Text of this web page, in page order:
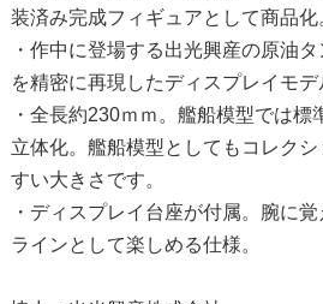
装済み完成フィギュアとして商品化
・作中に登場する出光興産の原油タ
を精密に再現したディスプレイモデ
・全長約230ｍｍ。艦船模型では
立体化。艦船模型としてもコレク
すい大きさです。
・ディスプレイ台座が付属。腕に
ラインとして楽しめる仕様。